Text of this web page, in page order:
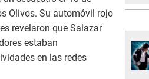
Olivos. Su automóvil rojo
revelaron que Salazar
estaban
en las redes